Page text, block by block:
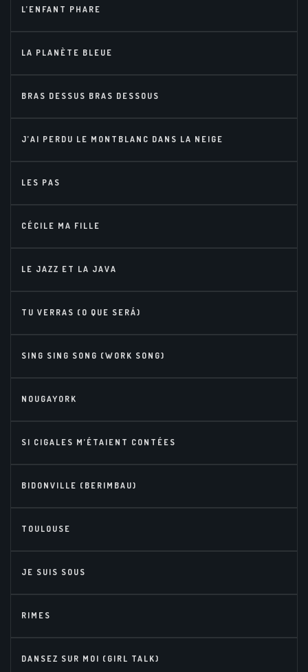
L’ENFANT PHARE
LA PLANÈTE BLEUE
BRAS DESSUS BRAS DESSOUS
J’AI PERDU LE MONTBLANC DANS LA NEIGE
LES PAS
CÉCILE MA FILLE
LE JAZZ ET LA JAVA
TU VERRAS (O QUE SERÁ)
SING SING SONG (WORK SONG)
NOUGAYORK
SI CIGALES M’ÉTAIENT CONTÉES
BIDONVILLE (BERIMBAU)
TOULOUSE
JE SUIS SOUS
RIMES
DANSEZ SUR MOI (GIRL TALK)